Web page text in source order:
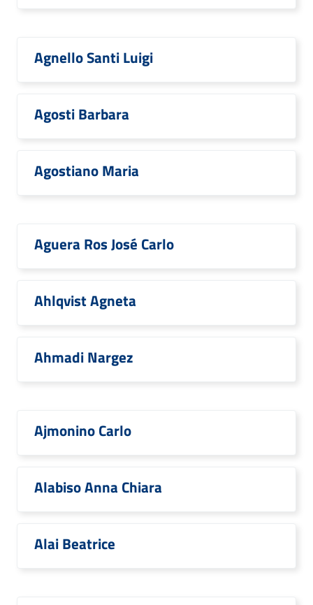
Agnello Santi Luigi
Agosti Barbara
Agostiano Maria
Aguera Ros José Carlo
Ahlqvist Agneta
Ahmadi Nargez
Ajmonino Carlo
Alabiso Anna Chiara
Alai Beatrice